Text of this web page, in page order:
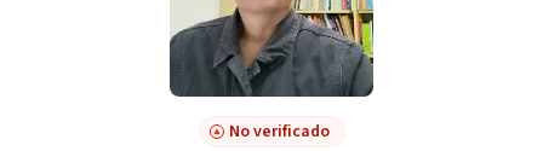
No verificado